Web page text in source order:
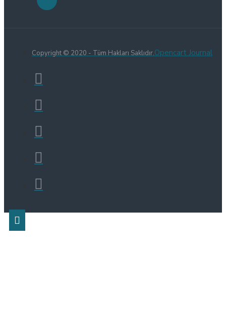
Copyright © 2020 - Tüm Hakları Saklıdır.Opencart Journal